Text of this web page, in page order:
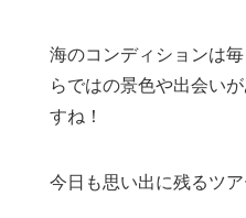
海のコンディションは
らではの景色や出会い
すね！
今日も思い出に残るツア